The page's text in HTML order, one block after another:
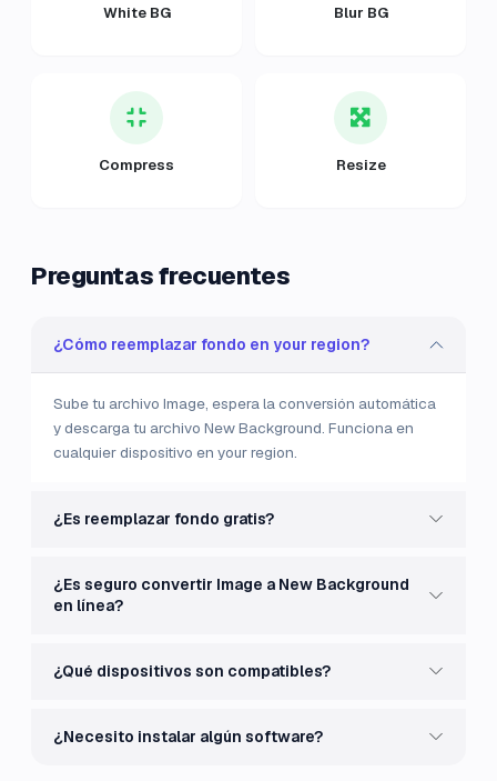
White BG Blur BG
Compress Resize
Preguntas frecuentes
¿Cómo reemplazar fondo en your region?
Sube tu archivo Image, espera la conversión automática
y descarga tu archivo New Background. Funciona en
cualquier dispositivo en your region.
¿Es reemplazar fondo gratis?
¿Es seguro convertir Image a New Background
en línea?
¿Qué dispositivos son compatibles?
¿Necesito instalar algún software?